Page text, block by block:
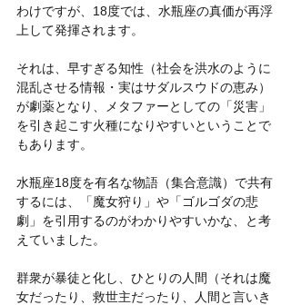
わけですが、18度では、水瓶座の真価が再浮
上して発揮されます。
それは、早すぎる知性（社会を洪水のように
混乱させる情報・実はサダルスウドの恵み）
が劇薬となり、メタファーとしての「災害」
を引き起こす火種になりやすいということで
もあります。
水瓶座18度を有名な物語（集合意識）で共有
するには、「魔女狩り」や「ゴルゴダの悲
劇」を引用するのがわかりやすいかな、と考
えていました。
群衆が暴徒と化し、ひとりの人間（それは魔
女だったり、救世主だったり、人間と言いき